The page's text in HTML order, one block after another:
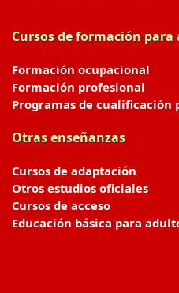
Cursos de formación
Formación ocupacional
Formación profesional
Programas de cualificación
Otras enseñanzas
Cursos de adaptación
Otros estudios oficiales
Cursos de acceso
Educación básica para